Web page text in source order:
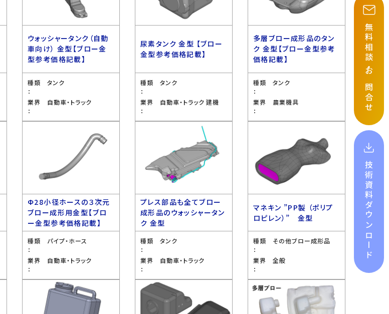
ウォッシャータンク（自動
車向け） 金型【ブロー金
型参考価格記載】
種類
：
タンク
業界
：
自動車・トラック
尿素タンク 金型 【ブロー
金型参考価格記載】
種類
：
タンク
業界
：
自動車・トラック 建機
多層ブロー成形品のタン
ク 金型【ブロー金型参考
価格記載】
種類
：
タンク
業界
：
農業機具
Ф28小径ホースの３次元
ブロー成形用金型【ブロ
ー金型参考価格記載】
種類
：
パイプ・ホース
業界
：
自動車・トラック
プレス部品も全てブロー
成形品のウォッシャータン
ク 金型
種類
：
タンク
業界
：
自動車・トラック
マネキン ”PP製 （ポリプ
ロピレン）” 金型
種類
：
その他ブロー成形品
業界
：
全般
無料相談
・
お問合せ
技術資料
ダウンロード